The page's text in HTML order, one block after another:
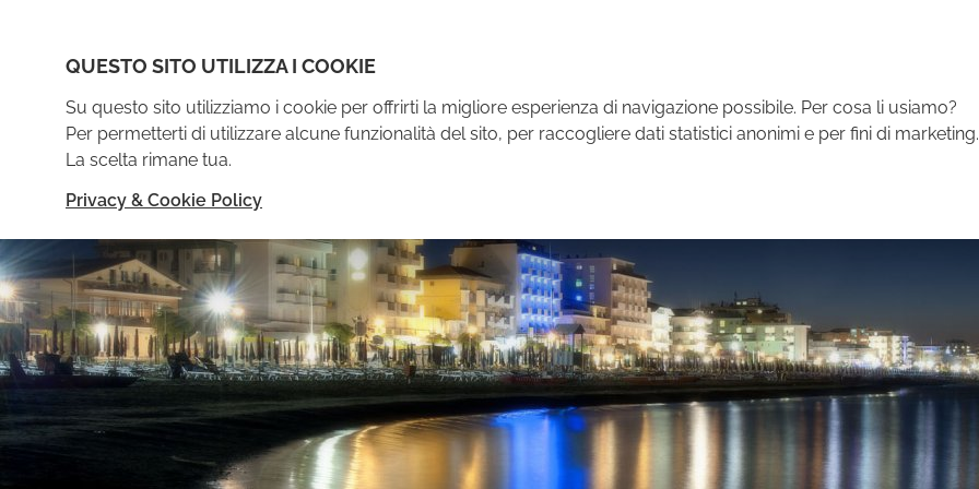
QUESTO SITO UTILIZZA I COOKIE
Su questo sito utilizziamo i cookie per offrirti la migliore esperienza di navigazione possibile. Per cosa li usiamo?
Per permetterti di utilizzare alcune funzionalità del sito, per raccogliere dati statistici anonimi e per fini di marketing.
La scelta rimane tua.
Privacy & Cookie Policy
Chi Siamo Contatti Comunicati Concorsi Area operatori Partner
HOME BELLARIA IGEA MARINA